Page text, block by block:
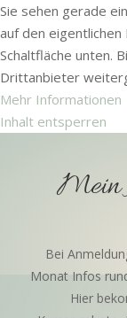
Sie sehen gerade
auf den eigentlichen
Schaltfläche unten.
Drittanbieter
Mehr Informationen
Inhalt entsperren
Mein
Bei
Monat Infos
Hier